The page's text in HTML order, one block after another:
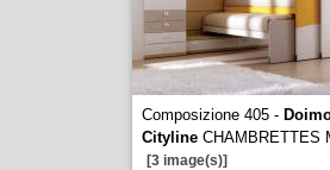
Composizione 405 -
CitylineCHAMBRETTES
[3 image(s)]